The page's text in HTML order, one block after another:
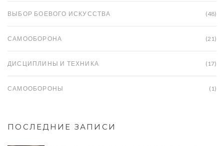
ВЫБОР БОЕВОГО ИСКУССТВА (48)
САМООБОРОНА (21)
ДИСЦИПЛИНЫ И ТЕХНИКА (17)
САМООБОРОНЫ (1)
ПОСЛЕДНИЕ ЗАПИСИ